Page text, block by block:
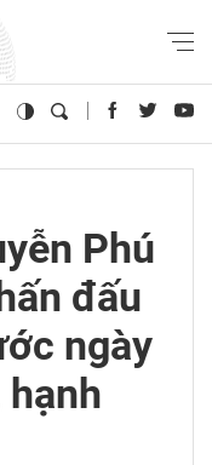
Phú
đấu
ngày